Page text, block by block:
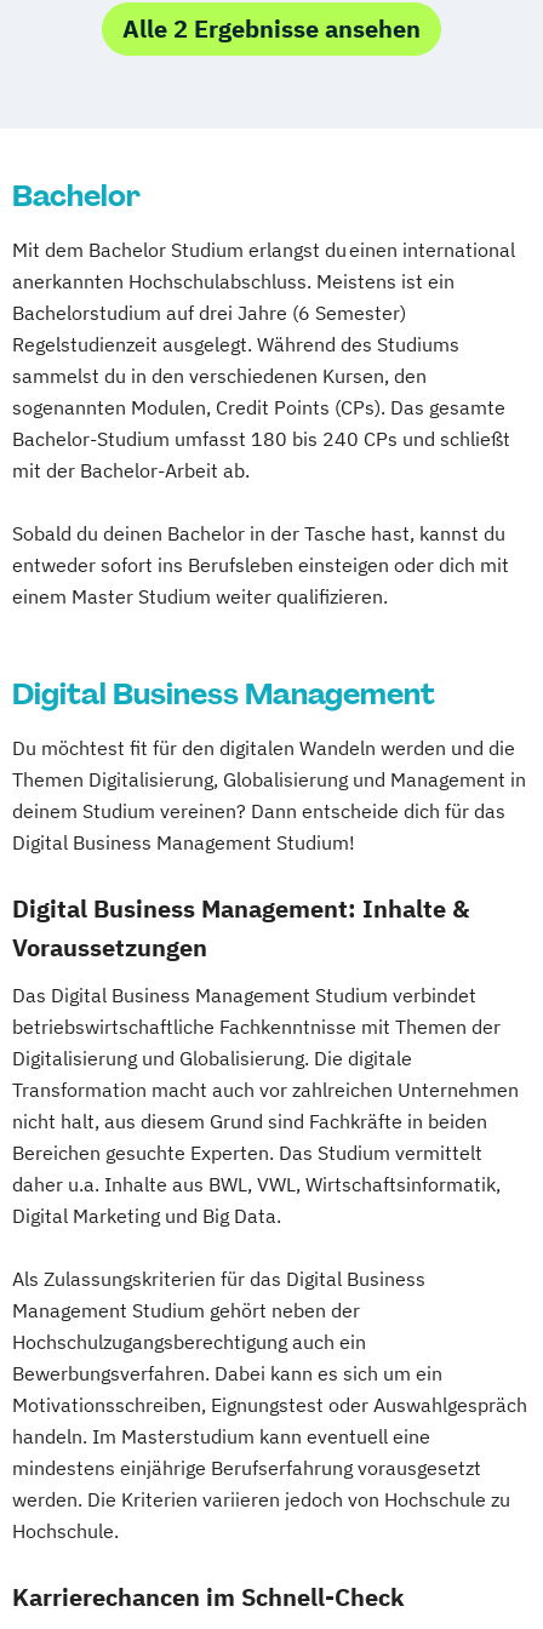
Business Administration (DE/EN)
Digital Business (DE/EN)
General Management
International Management (DE/EN)
Management (DE/EN)
Master of Business Administration (DE/EN)
Nachhaltiges Management
Projektmanagement (DE/EN)
Marketingmanagement
Sportjournalismus & Sportmarketing
Alle 2 Ergebnisse ansehen
Bachelor
Mit dem Bachelor Studium erlangst du einen international
anerkannten Hochschulabschluss. Meistens ist ein
Bachelorstudium auf drei Jahre (6 Semester)
Regelstudienzeit ausgelegt. Während des Studiums
sammelst du in den verschiedenen Kursen, den
sogenannten Modulen, Credit Points (CPs). Das gesamte
Bachelor-Studium umfasst 180 bis 240 CPs und schließt
mit der Bachelor-Arbeit ab.
Sobald du deinen Bachelor in der Tasche hast, kannst du
entweder sofort ins Berufsleben einsteigen oder dich mit
einem Master Studium weiter qualifizieren.
Digital Business Management
Du möchtest fit für den digitalen Wandeln werden und die
Themen Digitalisierung, Globalisierung und Management in
deinem Studium vereinen? Dann entscheide dich für das
Digital Business Management Studium!
Digital Business Management: Inhalte &
Voraussetzungen
Das Digital Business Management Studium verbindet
betriebswirtschaftliche Fachkenntnisse mit Themen der
Digitalisierung und Globalisierung. Die digitale
Transformation macht auch vor zahlreichen Unternehmen
nicht halt, aus diesem Grund sind Fachkräfte in beiden
Bereichen gesuchte Experten. Das Studium vermittelt
daher u.a. Inhalte aus BWL, VWL, Wirtschaftsinformatik,
Digital Marketing und Big Data.
Als Zulassungskriterien für das Digital Business
Management Studium gehört neben der
Hochschulzugangsberechtigung auch ein
Bewerbungsverfahren. Dabei kann es sich um ein
Motivationsschreiben, Eignungstest oder Auswahlgespräch
handeln. Im Masterstudium kann eventuell eine
mindestens einjährige Berufserfahrung vorausgesetzt
werden. Die Kriterien variieren jedoch von Hochschule zu
Hochschule.
Karrierechancen im Schnell-Check